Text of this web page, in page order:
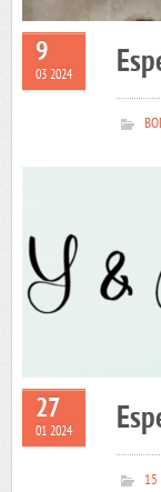
9
03 2024
27
01 2024
15